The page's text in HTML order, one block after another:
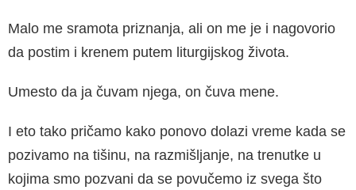
Malo me sramota priznanja, ali on me je i nagovorio
da postim i krenem putem liturgijskog života.
Umesto da ja čuvam njega, on čuva mene.
I eto tako pričamo kako ponovo dolazi vreme kada se
pozivamo na tišinu, na razmišljanje, na trenutke u
kojima smo pozvani da se povučemo iz svega što